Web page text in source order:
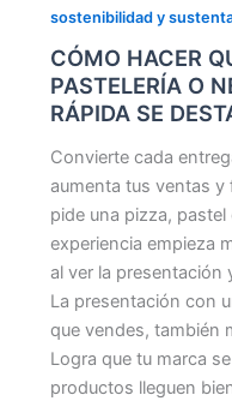
sostenibilidad y
CÓMO HACER
PASTELERÍA O
RÁPIDA SE
Convierte cada
aumenta tus ventas y
pide una pizza,
experiencia empieza
al ver la presentación
La presentación con
que vendes, también
Logra que tu marca
productos lleguen